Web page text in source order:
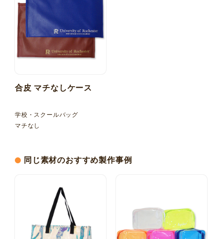
合皮 マチなしケース
学校・スクールバッグ
マチなし
同じ素材のおすすめ製作事例